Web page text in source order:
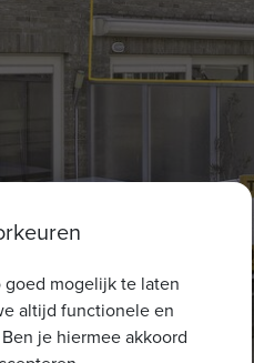
mogelijk te laten
altijd functionele en
je hiermee akkoord